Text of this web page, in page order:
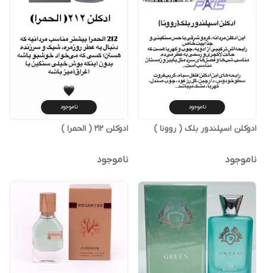
ناموجود
ادوکلن اسپلندور بلک ( روونا )
ناموجود
ناموجود
ادوکلن 212 ( الحمرا )
ناموجود